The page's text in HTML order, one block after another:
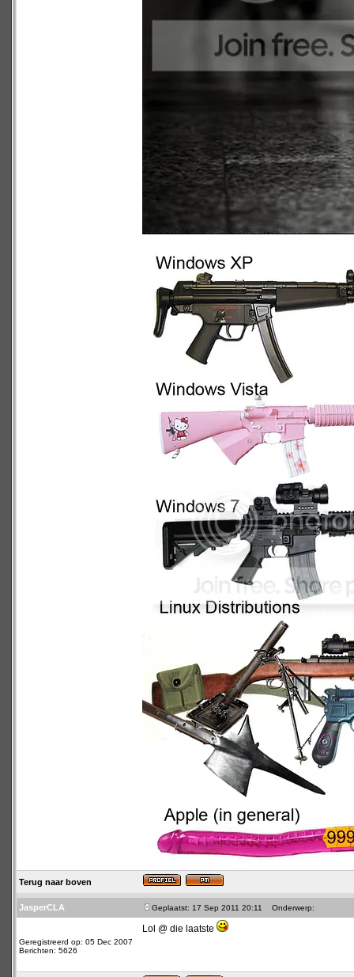
Terug naar boven
JasperCLA Geplaatst: 17 Sep 2011 20:11 Onderwerp:
Geregistreerd op: 05 Dec 2007
Berichten: 5626
Lol @ die laatste